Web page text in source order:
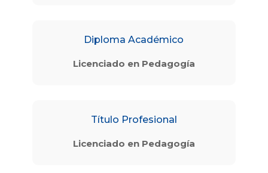
Diploma Académico
Licenciado en Pedagogía
Título Profesional
Licenciado en Pedagogía